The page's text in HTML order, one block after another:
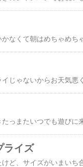
っまたいつでも遊びに
ライズ